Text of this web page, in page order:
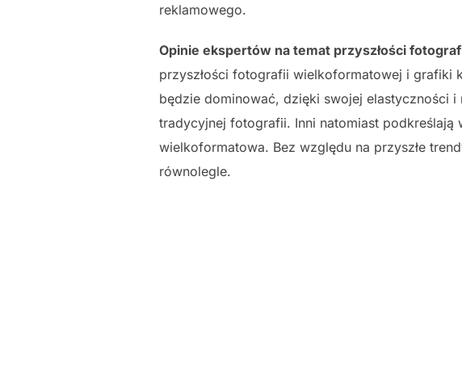
reklamowego.
Opinie ekspertów na temat przyszłości
przyszłości fotografii wielkoformatowej i grafiki
będzie dominować, dzięki swojej elastyczności
tradycyjnej fotografii. Inni natomiast
wielkoformatowa. Bez względu na przyszłe
równolegle.